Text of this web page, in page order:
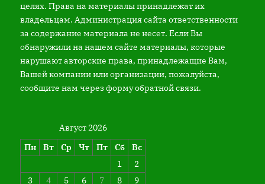
целях. Права на материалы принадлежат их
владельцам. Администрация сайта ответственности
за содержание материала не несет. Если Вы
обнаружили на нашем сайте материалы, которые
нарушают авторские права, принадлежащие Вам,
Вашей компании или организации, пожалуйста,
сообщите нам через форму обратной связи.
Август 2026
Пн
Вт Ср Чт Пт Сб
Вс
1
2
3
4 5 6 7 8 9